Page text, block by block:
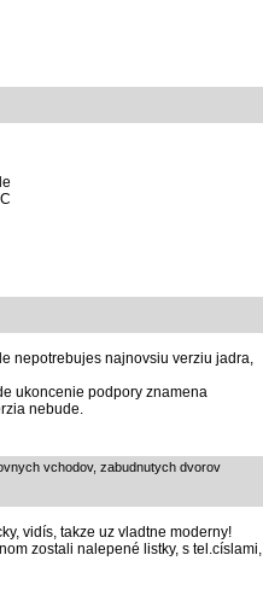
nepotrebujes najnovsiu verziu jadra,
ukoncenie podpory znamena
nebude.
vchodov, zabudnutych dvorov
vidís, takze uz vladtne moderny!
zostali nalepené listky, s tel.císlami,